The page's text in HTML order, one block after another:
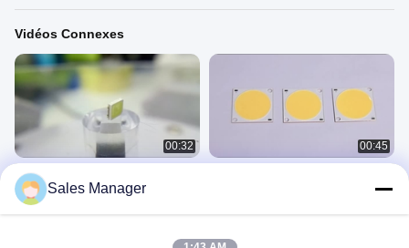
Vidéos Connexes
00:32
Choix blanc frais LED SMD de
couleur de la puce 2835
polychromes de SMD LED grand
2835 SMD LED CHIP
00:45
Sales Manager